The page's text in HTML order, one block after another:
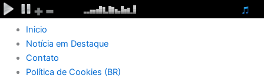
Ir
para
conteúdo
Inicio
Notícia em Destaque
Contato
Política de Cookies (BR)